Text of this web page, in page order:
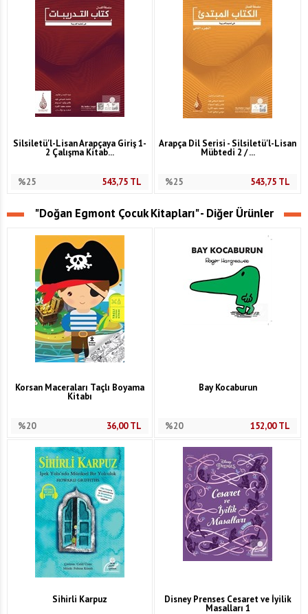
Silsiletü'l-Lisan Arapçaya Giriş 1-
2 Çalışma Kitab...
%25 543,75TL
Arapça Dil Serisi - Silsiletü'l-Lisan
Mübtedi 2 / ...
%25 543,75 TL
"Doğan Egmont Çocuk Kitapları" - Diğer Ürünler
Korsan Maceraları Taçlı Boyama
Kitabı
%20 36,00TL
Bay Kocaburun
%20 152,00TL
Sihirli Karpuz Disney Prenses Cesaret ve İyilik
Masalları 1